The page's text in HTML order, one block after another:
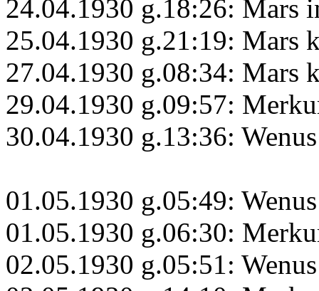
24.04.1930 g.18:26: Mars
25.04.1930 g.21:19: Mars
27.04.1930 g.08:34: Mars
29.04.1930 g.09:57:
30.04.1930 g.13:36:
01.05.1930 g.05:49:
01.05.1930 g.06:30:
02.05.1930 g.05:51: